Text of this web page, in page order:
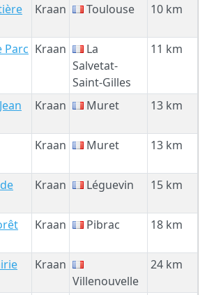
Kraan Toulouse 10 km
Parc Kraan
La
Salvetat-
Saint-Gilles
11 km
Kraan Muret 13 km
Kraan Muret 13 km
Kraan Léguevin 15 km
Kraan Pibrac 18 km
Kraan
Villenouvelle
24 km